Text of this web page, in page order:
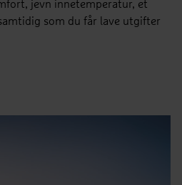
jevn innetemperatur, et
som du får lave utgifter